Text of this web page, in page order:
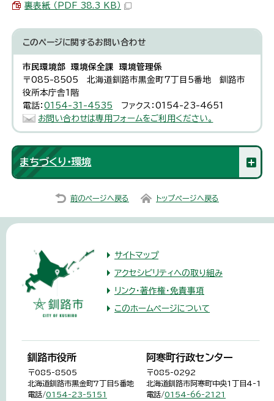
裏表紙 （PDF 38.3 KB）
このページに関するお問い合わせ
市民環境部 環境保全課 環境管理係
〒085-8505 北海道釧路市黒金町7丁目5番地 釧路市
役所本庁舎1階
電話：0154-31-4535
ファクス：0154-23-4651
お問い合わせは専用フォームをご利用ください。
まちづくり・環境
前のページへ戻る トップページへ戻る
サイトマップ
アクセシビリティへの取り組み
リンク・著作権・免責事項
このホームページについて
釧路市役所
〒085-8505
北海道釧路市黒金町7丁目5番地
電話/0154-23-5151
阿寒町行政センター
〒085-0292
北海道釧路市阿寒町中央1丁目4-1
電話/0154-66-2121